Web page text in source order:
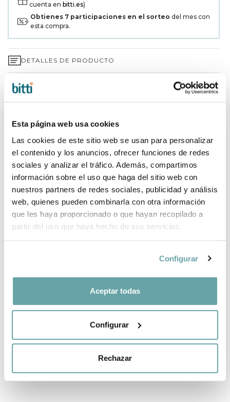
Esta página web usa cookies
Las cookies de este sitio web se usan para personalizar
el contenido y los anuncios, ofrecer funciones de redes
sociales y analizar el tráfico. Además, compartimos
información sobre el uso que haga del sitio web con
nuestros partners de redes sociales, publicidad y análisis
web, quienes pueden combinarla con otra información
que les haya proporcionado o que hayan recopilado a
partir del uso que haya hecho de sus servicios.
Configurar
Aceptar todas
Configurar
Rechazar
cuenta en bitti.es)
Obtienes 7 participaciones en el sorteo del mes con
esta compra.
DETALLES DE PRODUCTO
GARANTÍA DE 3 AÑOS*
INFORMACIÓN DE LA MARCA
COMPARTIR
OTROS CLIENTES TAMBIÉN VIERON